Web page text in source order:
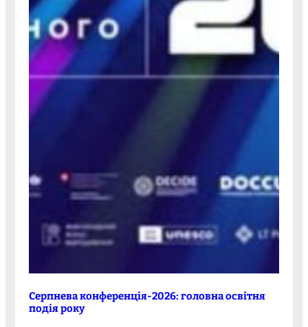
Серпнева конференція-2026: головна освітня
подія року